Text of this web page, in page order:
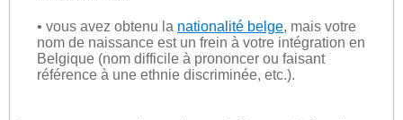
• vous avez obtenu la nationalité belge, mais votre
nom de naissance est un frein à votre intégration en
Belgique (nom difficile à prononcer ou faisant
référence à une ethnie discriminée, etc.).